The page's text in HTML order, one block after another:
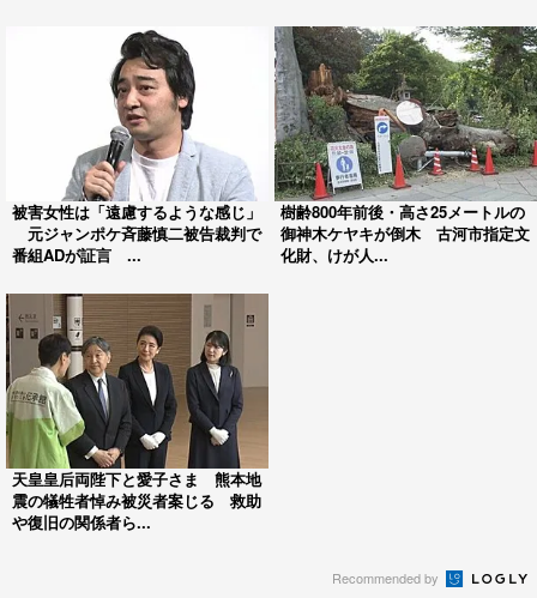
被害女性は「遠慮するような感じ」
元ジャンポケ斉藤慎二被告裁判で
番組ADが証言 ...
樹齢800年前後・高さ25メートルの
御神木ケヤキが倒木 古河市指定文
化財、けが人...
天皇皇后両陛下と愛子さま 熊本地
震の犠牲者悼み被災者案じる 救助
や復旧の関係者ら...
Recommended by